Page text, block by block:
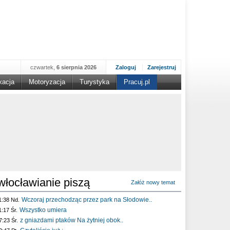
Zaloguj Zarejestruj
czwartek, 6 sierpnia 2026
Motoryzacja Turystyka Pracuj.pl
piszą Załóż nowy temat
Nd. Wczoraj przechodząc przez park na Słodowie..
Śr. Wszystko umiera
Śr. z gniazdami ptaków Na żytniej obok..